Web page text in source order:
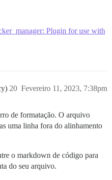
Plugin for use with
Fevereiro 11, 2023, 7:38pm
20
de formatação. O arquivo
uma linha fora do alinhamento
o markdown de código para
do seu arquivo.